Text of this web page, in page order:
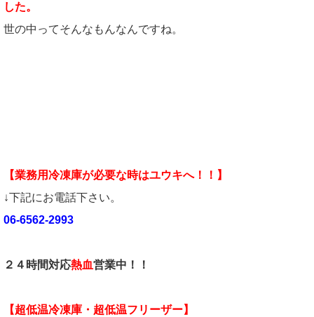
した。
世の中ってそんなもんなんですね。
【業務用冷凍庫が必要な時はユウキへ！！】
↓下記にお電話下さい。
06-6562-2993
２４時間対応熱血営業中！！
【超低温冷凍庫・超低温フリーザー】